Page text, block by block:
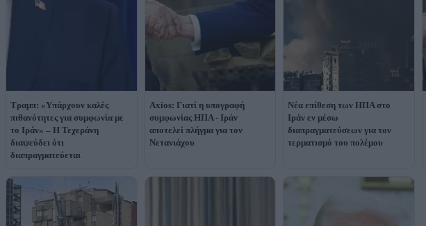
Τραμπ: «Υπάρχουν καλές
πιθανότητες για συμφωνία με
το Ιράν» – Η Τεχεράνη
διαψεύδει ότι
διαπραγματεύεται
Axios: Γιατί η υπογραφή
συμφωνίας ΗΠΑ - Ιράν
αποτελεί πλήγμα για τον
Νετανιάχου
Νέα επίθεση των ΗΠΑ στο
Ιράν εν μέσω
διαπραγματεύσεων για τον
τερματισμό του πολέμου